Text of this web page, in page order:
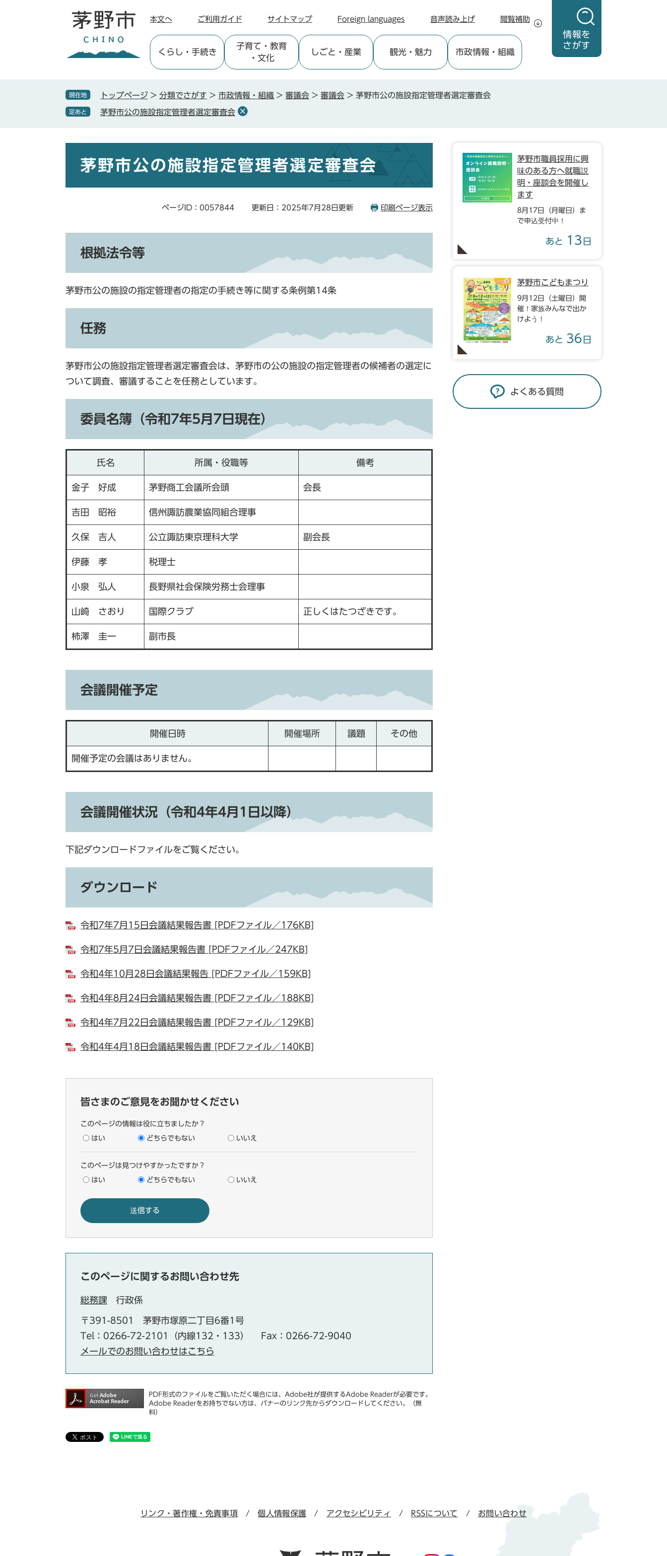
情報を
さがす
本文へ ご利用ガイド サイトマップ Foreign languages 音声読み上げ 閲覧補助
くらし ・手続き
子育て ・教育
・文化
しごと ・産業 観光・魅力 市政情報 ・組織
現在地 トップページ > 分類でさがす > 市政情報・組織 > 審議会 > 審議会 > 茅野市公の施設指定管理者選定審査会
足あと 茅野市公の施設指定管理者選定審査会
茅野市公の施設指定管理者選定審査会
ページID：0057844 更新日：2025年7月28日更新 印刷ページ表示
根拠法令等
茅野市公の施設の指定管理者の指定の手続き等に関する条例第14条
任務
茅野市公の施設指定管理者選定審査会は、茅野市の公の施設の指定管理者の候補者の選定に
ついて調査、審議することを任務としています。
委員名簿（令和7年5月7日現在）
氏名 所属・役職等 備考
金子 好成 茅野商工会議所会頭 会長
吉田 昭裕 信州諏訪農業協同組合理事
久保 吉人 公立諏訪東京理科大学 副会長
伊藤 孝 税理士
小泉 弘人 長野県社会保険労務士会理事
山崎 さおり 国際クラブ 正しくはたつざきです。
柿澤 圭一 副市長
会議開催予定
開催日時 開催場所 議題 その他
開催予定の会議はありません。
会議開催状況（令和4年4月1日以降）
下記ダウンロードファイルをご覧ください。
ダウンロード
令和7年7月15日会議結果報告書 [PDFファイル／176KB]
令和7年5月7日会議結果報告書 [PDFファイル／247KB]
令和4年10月28日会議結果報告 [PDFファイル／159KB]
令和4年8月24日会議結果報告書 [PDFファイル／188KB]
令和4年7月22日会議結果報告書 [PDFファイル／129KB]
令和4年4月18日会議結果報告書 [PDFファイル／140KB]
皆さまのご意見をお聞かせください
このページの情報は役に立ちましたか？
はい どちらでもない いいえ
このページは見つけやすかったですか？
はい どちらでもない いいえ
このページに関するお問い合わせ先
総務課 行政係
〒391-8501
茅野市塚原二丁目6番1号
Tel：0266-72-2101（内線132・133）
Fax：0266-72-9040
メールでのお問い合わせはこちら
PDF形式のファイルをご覧いただく場合には、Adobe社が提供するAdobe Readerが必要です。
Adobe Readerをお持ちでない方は、バナーのリンク先からダウンロードしてください。（無
料）
茅野市職員採用に興
味のある方へ就職説
明・座談会を開催し
ます
8月17日（月曜日）ま
で申込受付中！
あと 13 日
茅野市こどもまつり
9月12日（土曜日）開
催！家族みんなで出か
けよう！
あと 36 日
よくある質問
リンク・著作権・免責事項 個人情報保護 アクセシビリティ RSSについて お問い合わせ